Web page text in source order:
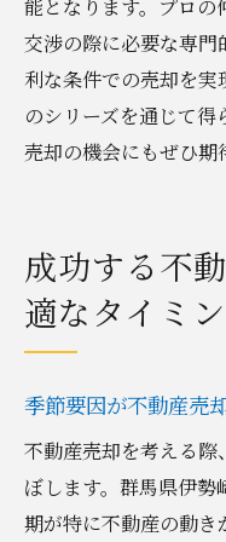
能となります。プロの
交渉の際に必要な専
利な条件での売却を実
のシリーズを通じて
売却の機会にもぜひ期
成功する不
適なタイミ
季節要因が不動産売
不動産売却を考える際
ぼします。群馬県伊
期が特に不動産の動き